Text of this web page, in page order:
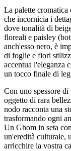
La palette cromatica
che incornicia i
dove tonalità di
floreali e paisley
anch'esso nero, è
di foglie e fiori
accentua l'eleganza
un tocco finale di
Con uno spessore
oggetto di rara
nodo racconta una
trasformando ogni
Un Ghom in seta
un'eredità culturale,
arricchire la vostra